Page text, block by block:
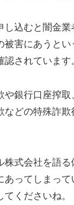
し込むと闇金
被害にあうと
されています
や銀行口座搾
などの特殊詐
株式会社を語る
あってしまっ
くださいね。